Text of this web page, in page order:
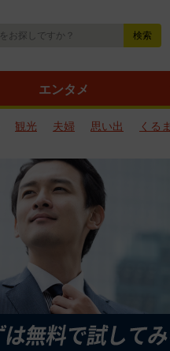
エンタメ
観光 夫婦 思い出 くるま